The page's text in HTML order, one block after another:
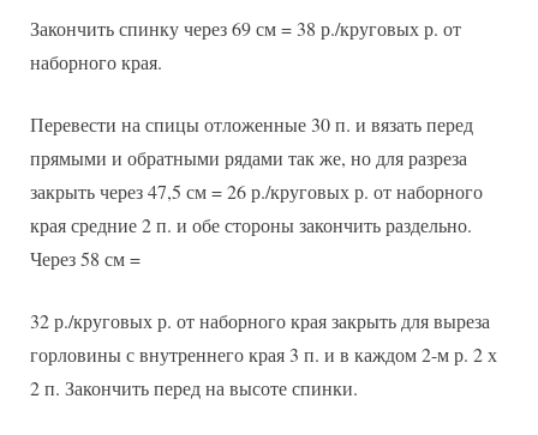
Закончить спинку через 69 см = 38 р./круговых р. от
наборного края.
Перевести на спицы отложенные 30 п. и вязать перед
прямыми и обратными рядами так же, но для разреза
закрыть через 47,5 см = 26 р./круговых р. от наборного
края средние 2 п. и обе стороны закончить раздельно.
Через 58 см =
32 р./круговых р. от наборного края закрыть для выреза
горловины с внутреннего края 3 п. и в каждом 2-м р. 2 х
2 п. Закончить перед на высоте спинки.